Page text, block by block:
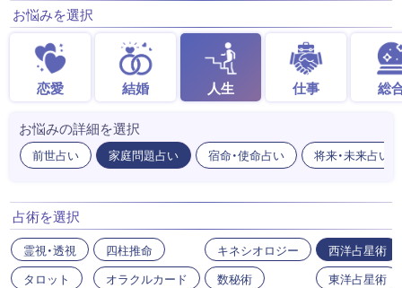
お悩みを選択
恋愛 結婚 人生 仕事 総
お悩みの詳細を選択
前世占い 家庭問題占い 宿命・使命占い 将来・未来占い
占術を選択
霊視・透視
タロット
四柱推命
オラクルカード
キネシオロジー
数秘術
西洋占星術
東洋占星術